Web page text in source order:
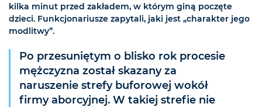
kilka minut przed zakładem, w którym giną poczęte
dzieci. Funkcjonariusze zapytali, jaki jest „charakter jego
modlitwy”.
Po przesuniętym o blisko rok procesie
mężczyzna został skazany za
naruszenie strefy buforowej wokół
firmy aborcyjnej. W takiej strefie nie